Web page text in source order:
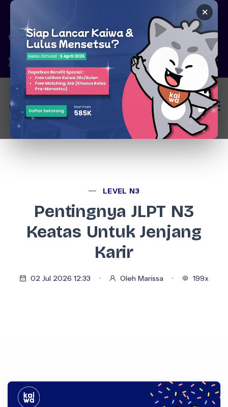
×
Pare, Kediri - Jawa Timur
6287777326344
marketing@kaiwa.id
Login
LEVEL N3
Pentingnya JLPT N3
Keatas Untuk Jenjang
Karir
02 Jul 2026 12:33 Oleh Marissa 199x